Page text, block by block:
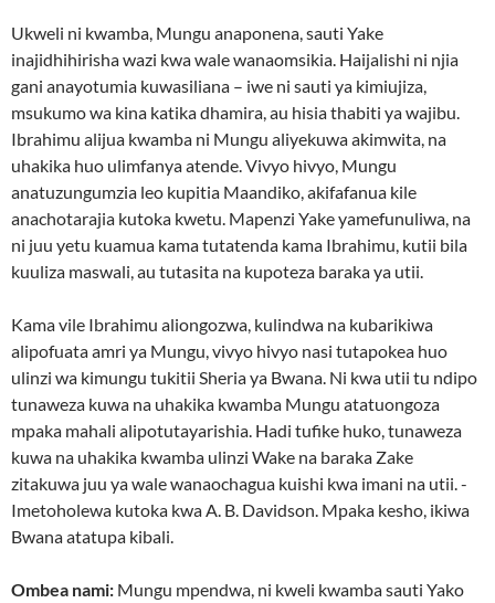
Ukweli ni kwamba, Mungu anaponena, sauti Yake
inajidhihirisha wazi kwa wale wanaomsikia. Haijalishi ni njia
gani anayotumia kuwasiliana – iwe ni sauti ya kimiujiza,
msukumo wa kina katika dhamira, au hisia thabiti ya wajibu.
Ibrahimu alijua kwamba ni Mungu aliyekuwa akimwita, na
uhakika huo ulimfanya atende. Vivyo hivyo, Mungu
anatuzungumzia leo kupitia Maandiko, akifafanua kile
anachotarajia kutoka kwetu. Mapenzi Yake yamefunuliwa, na
ni juu yetu kuamua kama tutatenda kama Ibrahimu, kutii bila
kuuliza maswali, au tutasita na kupoteza baraka ya utii.
Kama vile Ibrahimu aliongozwa, kulindwa na kubarikiwa
alipofuata amri ya Mungu, vivyo hivyo nasi tutapokea huo
ulinzi wa kimungu tukitii Sheria ya Bwana. Ni kwa utii tu ndipo
tunaweza kuwa na uhakika kwamba Mungu atatuongoza
mpaka mahali alipotutayarishia. Hadi tufike huko, tunaweza
kuwa na uhakika kwamba ulinzi Wake na baraka Zake
zitakuwa juu ya wale wanaochagua kuishi kwa imani na utii. -
Imetoholewa kutoka kwa A. B. Davidson. Mpaka kesho, ikiwa
Bwana atatupa kibali.
Ombea nami: Mungu mpendwa, ni kweli kwamba sauti Yako